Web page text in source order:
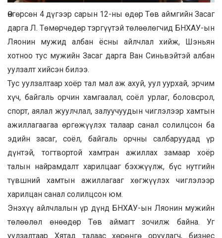
Өнгөрсөн 4 дүгээр сарын 12-ны өдөр Төв аймгийн Засаг
дарга Л. Төмөрчөдөр тэргүүтэй төлөөлөгчид БНХАУ-ын
Ляонин мужид албан ёсны айлчлал хийж, Шэньян
хотноо тус мужийн Засаг дарга Ван Синьвэйтэй албан
уулзалт хийсэн билээ.
Тус уулзалтаар хоёр тал мал аж ахуй, уул уурхай, эрчим
хүч, байгаль орчин хамгаалал, соёл урлаг, боловсрол,
спорт, аялал жуулчлал, залуучуудын чиглэлээр хамтын
ажиллагаагаа өргөжүүлэх талаар санал солилцсон ба
эдийн засаг, соёл, байгаль орчны салбаруудад үр
дүнтэй, тогтвортой хамтран ажиллах замаар хоёр
талын найрамдалт харилцааг бэхжүүлж, бүс нутгийн
түвшний хамтын ажиллагааг хөгжүүлэх чиглэлээр
харилцан санал солилцсон юм.
Энэхүү айлчлалын үр дүнд БНХАУ-ын Ляонин мужийн
төлөөлөл өнөөдөр Төв аймагт зочилж байна. Уг
уулзалтаар Хятад талаас хөрөнгө оруулагч, бизнес